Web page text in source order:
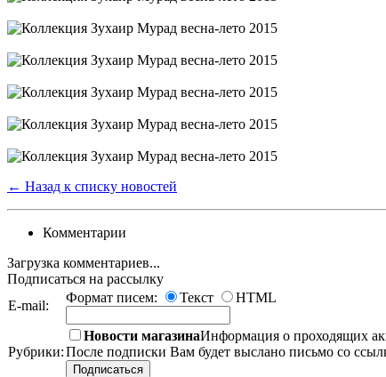
← Назад к списку новостей
Комментарии
Загрузка комментариев...
Подписаться на рассылку
E-mail:
Формат писем: Текст HTML
Рубрики:
Новости магазинаИнформация о проходящих
После подписки Вам будет выслано письмо со